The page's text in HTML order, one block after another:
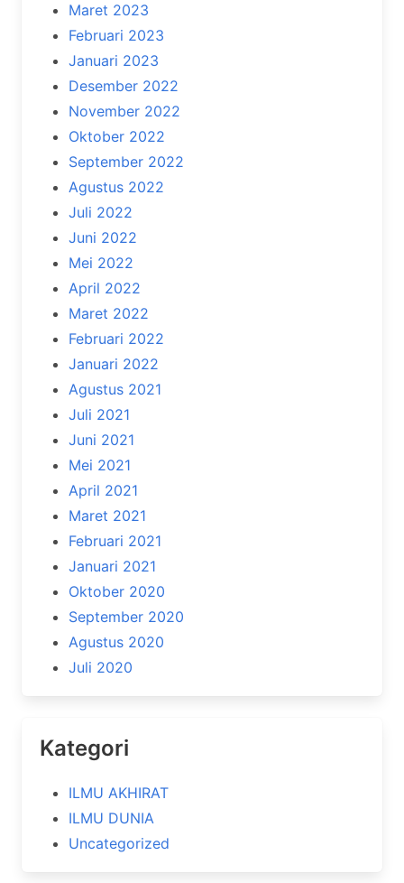
Maret 2023
Februari 2023
Januari 2023
Desember 2022
November 2022
Oktober 2022
September 2022
Agustus 2022
Juli 2022
Juni 2022
Mei 2022
April 2022
Maret 2022
Februari 2022
Januari 2022
Agustus 2021
Juli 2021
Juni 2021
Mei 2021
April 2021
Maret 2021
Februari 2021
Januari 2021
Oktober 2020
September 2020
Agustus 2020
Juli 2020
Kategori
ILMU AKHIRAT
ILMU DUNIA
Uncategorized